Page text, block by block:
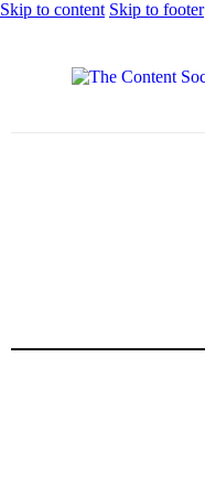
Skip to content Skip to footer